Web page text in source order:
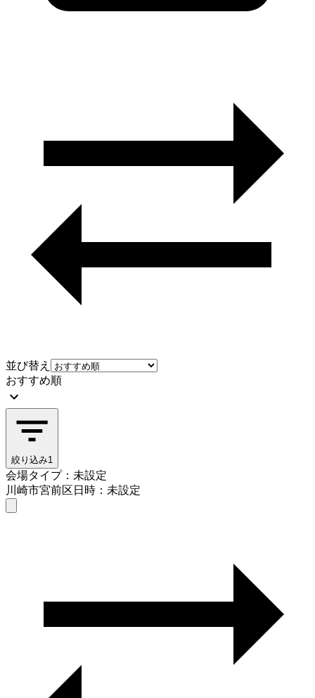
並び替え
おすすめ順
絞り込み1
会場タイプ：未設定
川崎市宮前区日時：未設定